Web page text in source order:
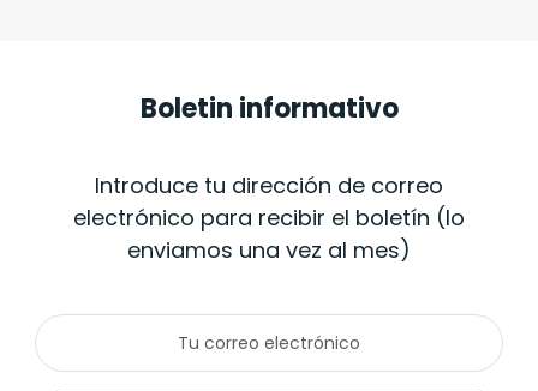
Boletin informativo
Introduce tu dirección de correo
electrónico para recibir el boletín (lo
enviamos una vez al mes)